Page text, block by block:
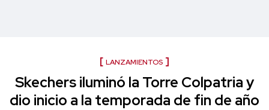
LANZAMIENTOS
Skechers iluminó la Torre Colpatria y
dio inicio a la temporada de fin de año